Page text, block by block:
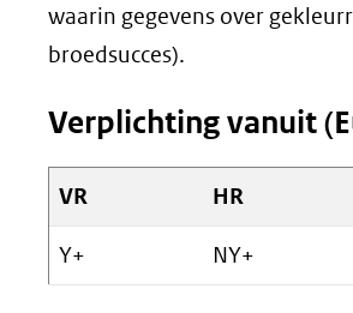
waarin gegevens over
broedsucces).
Verplichting vanuit
VR HR
Y+ NY+